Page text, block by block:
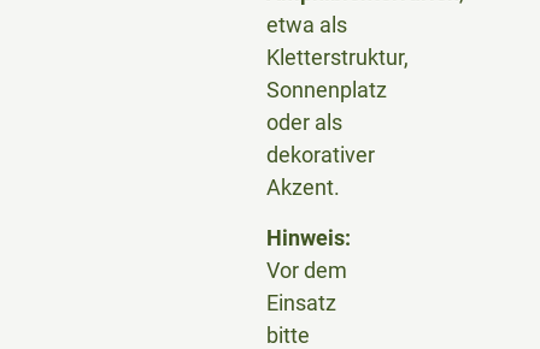
etwa als
Kletterstruktur,
Sonnenplatz
oder als
dekorativer
Akzent.
Hinweis:
Vor dem
Einsatz
bitte